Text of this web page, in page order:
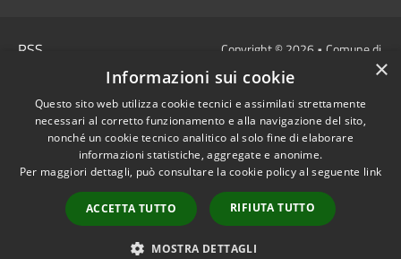
RSS
Cookie
Mappa del sito
IBAN COMUNALI: per i cittadini
IT48Z0851453760000000120312
IT32I0100004306TU0000005820
Copyright © 2026 • Comune di
Villongo • Powered by
redazione
×
Informazioni sui cookie
Questo sito web utilizza cookie tecnici e assimilati strettamente
necessari al corretto funzionamento e alla navigazione del sito,
nonché un cookie tecnico analitico al solo fine di elaborare
informazioni statistiche, aggregate e anonime.
Per maggiori dettagli, può consultare la cookie policy al seguente link
ACCETTA TUTTO RIFIUTA TUTTO
MOSTRA DETTAGLI